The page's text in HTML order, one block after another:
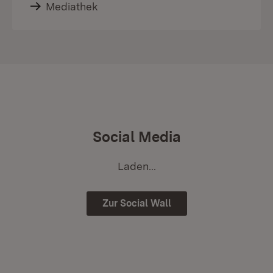
Mediathek
Social Media
Laden...
Zur Social Wall